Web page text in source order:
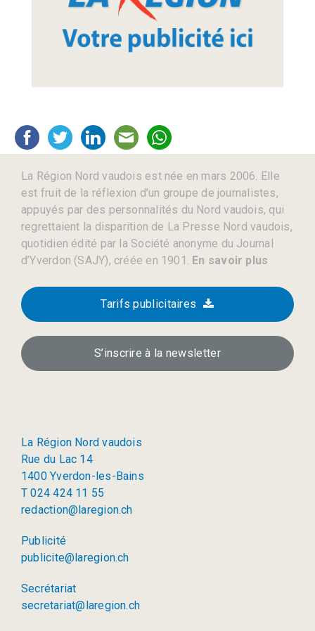
La Région Nord vaudois est née en mars 2006. Elle
est fruit de la réflexion d’un groupe de journalistes,
appuyés par des personnalités du Nord vaudois, qui
regrettaient la disparition de La Presse Nord vaudois,
quotidien édité par la Société anonyme du Journal
d’Yverdon (SAJY), créée en 1901. En savoir plus
Tarifs publicitaires
S’inscrire à la newsletter
La Région Nord vaudois
Rue du Lac 14
1400 Yverdon-les-Bains
T 024 424 11 55
redaction@laregion.ch
Publicité
publicite@laregion.ch
Secrétariat
secretariat@laregion.ch